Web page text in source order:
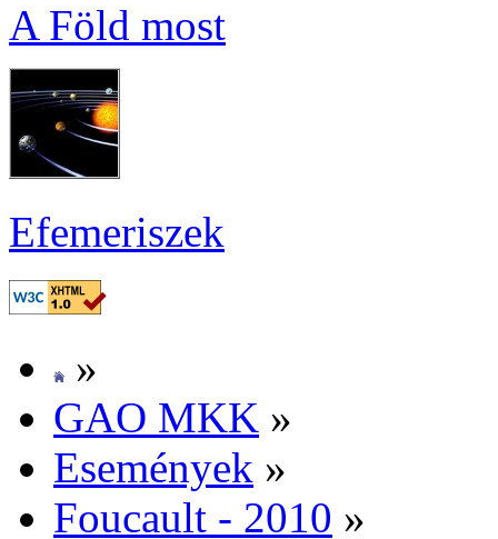
A Föld most
Efe­me­ri­szek
»
GAO MKK »
Ese­mé­nyek »
Fo­u­ca­ult - 2010 »